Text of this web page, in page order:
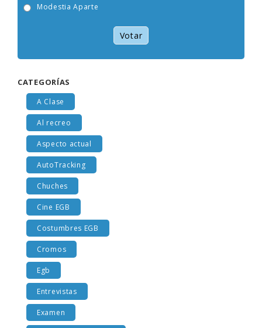
Modestia Aparte
Votar
CATEGORÍAS
A Clase
Al recreo
Aspecto actual
AutoTracking
Chuches
Cine EGB
Costumbres EGB
Cromos
Egb
Entrevistas
Examen